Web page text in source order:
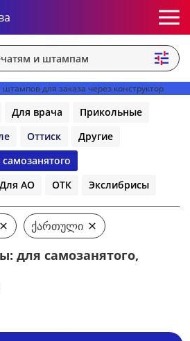
Для врача
Прикольные
Оттиск
Другие
Для АО ОТК Экслибрисы
ქართული
для самозанятого,